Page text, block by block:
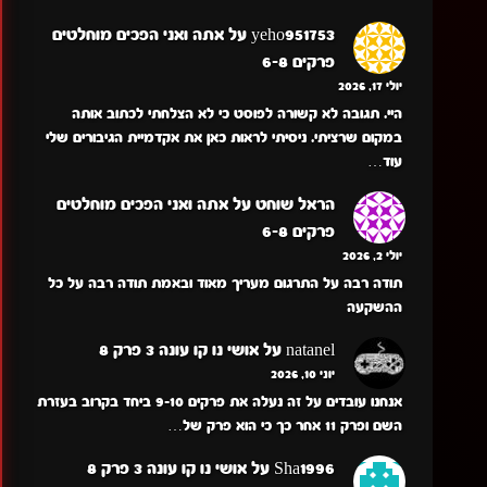
yeho951753 עלאתה ואני הפכים מוחלטים
פרקים 6-8
יולי 17, 2026
היי. תגובה לא קשורה לפוסט כי לא הצלחתי לכתוב אותה
במקום שרציתי. ניסיתי לראות כאן את אקדמיית הגיבורים שלי
עוד…
הראל שוחט עלאתה ואני הפכים מוחלטים
פרקים 6-8
יולי 2, 2026
תודה רבה על התרגום מעריך מאוד ובאמת תודה רבה על כל
ההשקעה
natanel עלאושי נו קו עונה 3 פרק 8
יוני 10, 2026
אנחנו עובדים על זה נעלה את פרקים 9-10 ביחד בקרוב בעזרת
השם ופרק 11 אחר כך כי הוא פרק של…
Sha1996 עלאושי נו קו עונה 3 פרק 8